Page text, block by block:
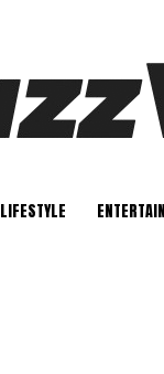
LIFESTYLE